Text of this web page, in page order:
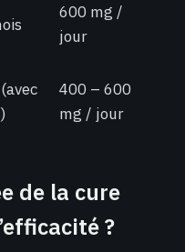
600 mg /
jour
400 – 600
mg / jour
de la cure
?